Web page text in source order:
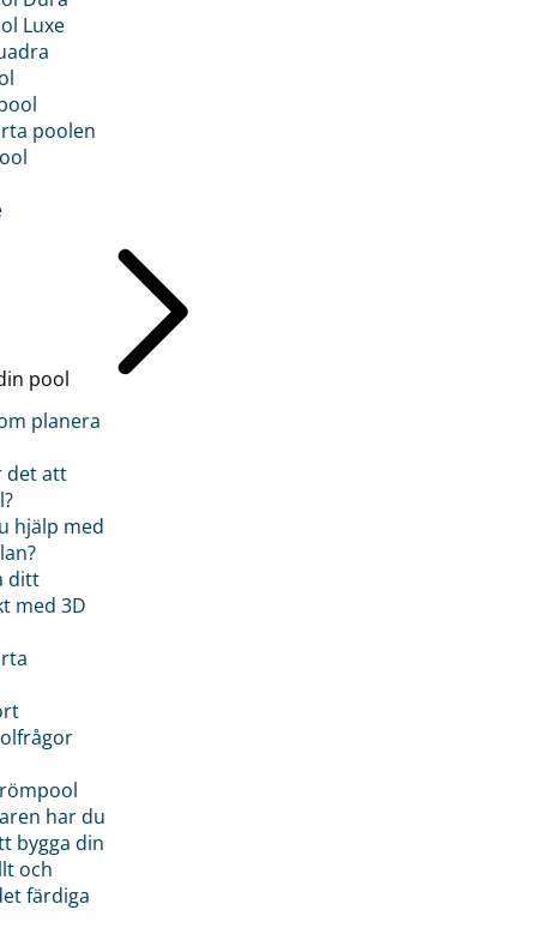
Luxe
poolen
pool
planera
det att
hjälp med
ditt
med 3D
har du
bygga din
och
färdiga